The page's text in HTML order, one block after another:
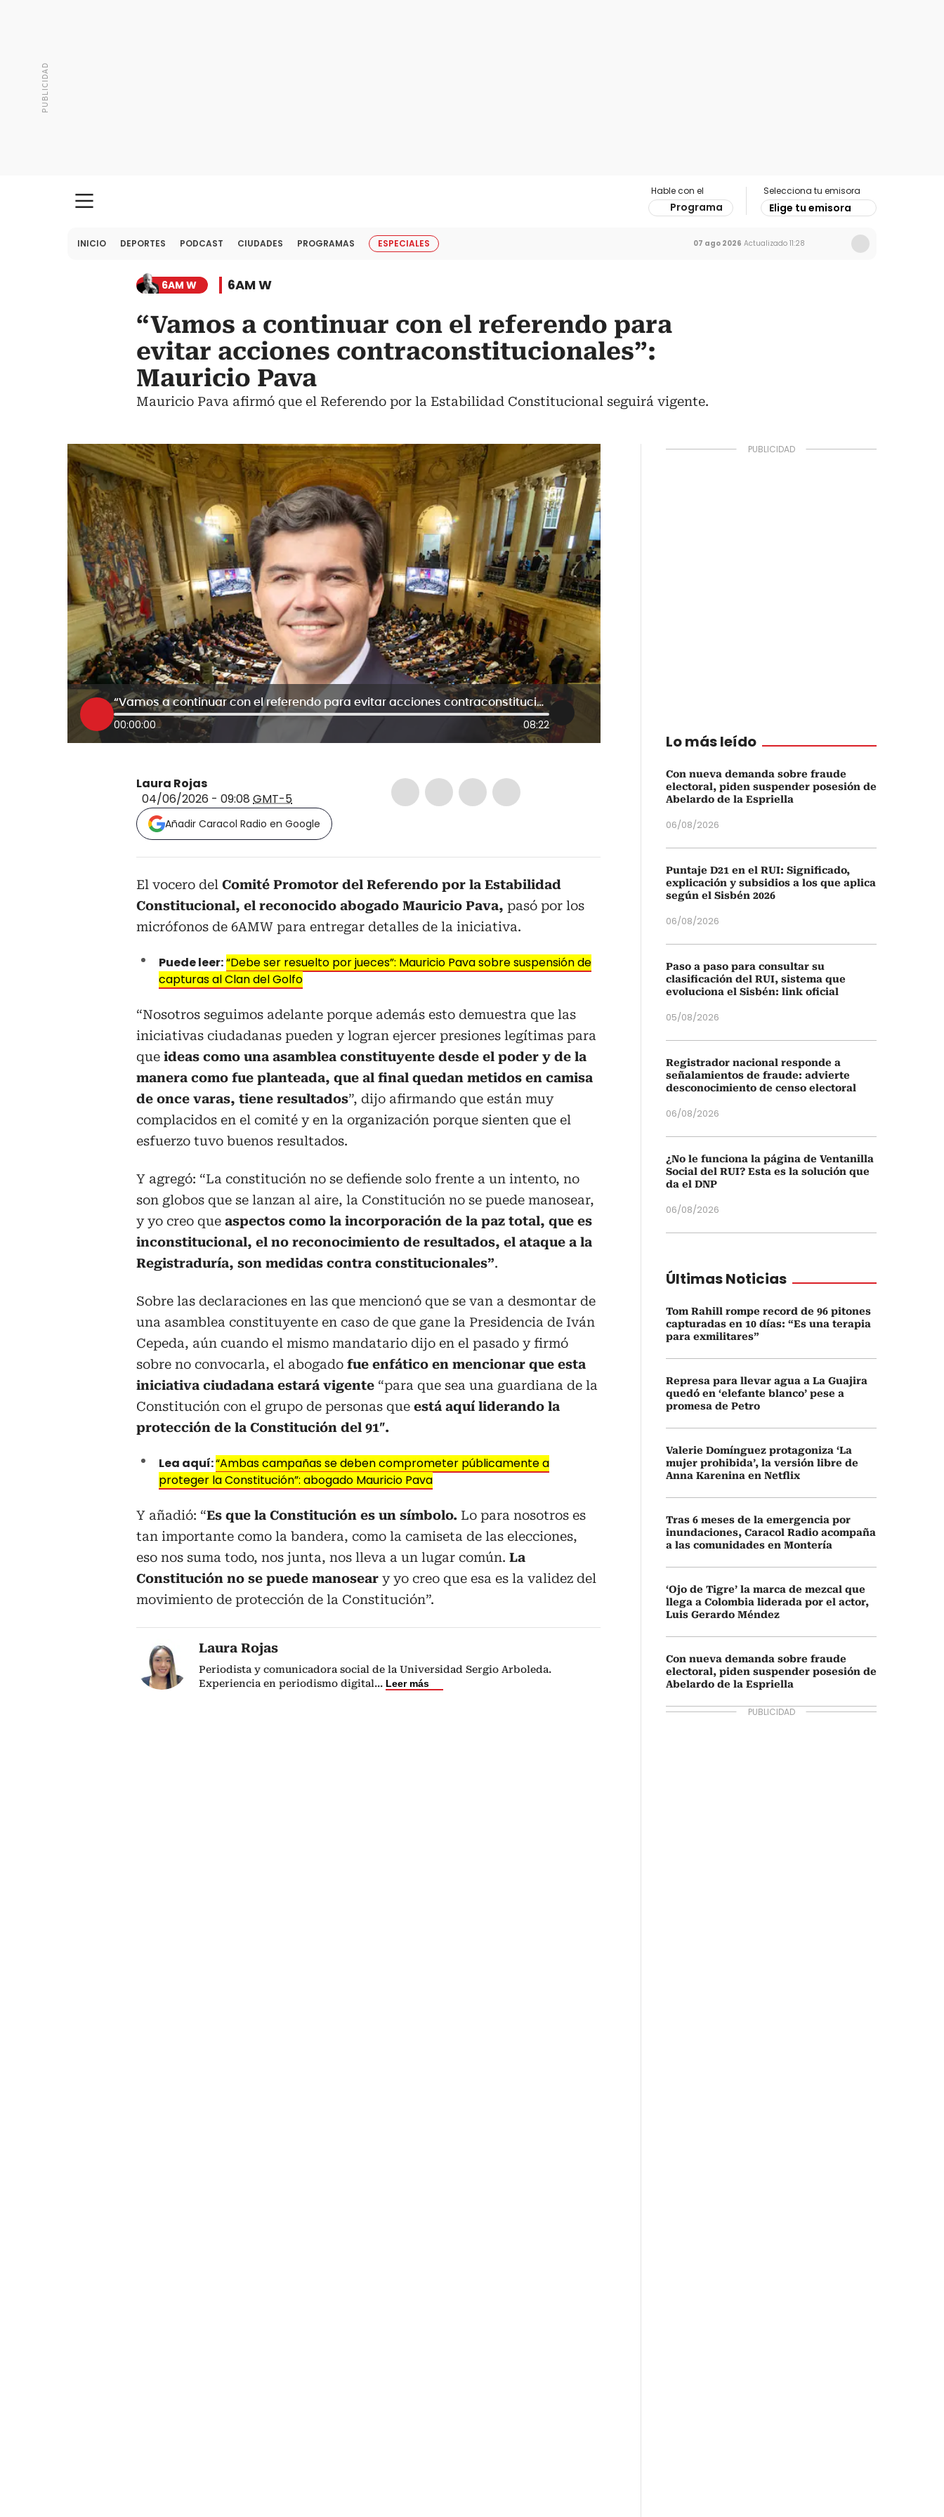
Hable con el
Programa
Selecciona tu emisora
Elige tu emisora
INICIO DEPORTES PODCAST CIUDADES PROGRAMAS ESPECIALES 07 ago 2026 Actualizado 11:28
6AM W 6AM W
“Vamos a continuar con el referendo para
evitar acciones contraconstitucionales”:
Mauricio Pava
Mauricio Pava afirmó que el Referendo por la Estabilidad Constitucional seguirá vigente.
“Vamos a continuar con el referendo para evitar acciones contraconstitucionales”: Mauricio Pava
00:00:00 08:22
Laura Rojas
04/06/2026 - 09:08 GMT-5
Añadir Caracol Radio en Google
El vocero del Comité Promotor del Referendo por la Estabilidad
Constitucional, el reconocido abogado Mauricio Pava, pasó por los
micrófonos de 6AMW para entregar detalles de la iniciativa.
Puede leer:“Debe ser resuelto por jueces”: Mauricio Pava sobre suspensión de
capturas al Clan del Golfo
“Nosotros seguimos adelante porque además esto demuestra que las
iniciativas ciudadanas pueden y logran ejercer presiones legítimas para
que ideas como una asamblea constituyente desde el poder y de la
manera como fue planteada, que al final quedan metidos en camisa
de once varas, tiene resultados”, dijo afirmando que están muy
complacidos en el comité y en la organización porque sienten que el
esfuerzo tuvo buenos resultados.
Y agregó: “La constitución no se defiende solo frente a un intento, no
son globos que se lanzan al aire, la Constitución no se puede manosear,
y yo creo que aspectos como la incorporación de la paz total, que es
inconstitucional, el no reconocimiento de resultados, el ataque a la
Registraduría, son medidas contra constitucionales”.
Sobre las declaraciones en las que mencionó que se van a desmontar de
una asamblea constituyente en caso de que gane la Presidencia de Iván
Cepeda, aún cuando el mismo mandatario dijo en el pasado y firmó
sobre no convocarla, el abogado fue enfático en mencionar que esta
iniciativa ciudadana estará vigente “para que sea una guardiana de la
Constitución con el grupo de personas que está aquí liderando la
protección de la Constitución del 91″.
Lea aquí:“Ambas campañas se deben comprometer públicamente a
proteger la Constitución”: abogado Mauricio Pava
Y añadió: “Es que la Constitución es un símbolo. Lo para nosotros es
tan importante como la bandera, como la camiseta de las elecciones,
eso nos suma todo, nos junta, nos lleva a un lugar común. La
Constitución no se puede manosear y yo creo que esa es la validez del
movimiento de protección de la Constitución”.
Laura Rojas
Periodista y comunicadora social de la Universidad Sergio Arboleda.
Experiencia en periodismo digital... Leer más
Lo más leído
Con nueva demanda sobre fraude
electoral, piden suspender posesión de
Abelardo de la Espriella
06/08/2026
Puntaje D21 en el RUI: Significado,
explicación y subsidios a los que aplica
según el Sisbén 2026
06/08/2026
Paso a paso para consultar su
clasificación del RUI, sistema que
evoluciona el Sisbén: link oficial
05/08/2026
Registrador nacional responde a
señalamientos de fraude: advierte
desconocimiento de censo electoral
06/08/2026
¿No le funciona la página de Ventanilla
Social del RUI? Esta es la solución que
da el DNP
06/08/2026
Últimas Noticias
Tom Rahill rompe record de 96 pitones
capturadas en 10 días: “Es una terapia
para exmilitares”
Represa para llevar agua a La Guajira
quedó en ‘elefante blanco’ pese a
promesa de Petro
Valerie Domínguez protagoniza ‘La
mujer prohibida’, la versión libre de
Anna Karenina en Netflix
Tras 6 meses de la emergencia por
inundaciones, Caracol Radio acompaña
a las comunidades en Montería
‘Ojo de Tigre’ la marca de mezcal que
llega a Colombia liderada por el actor,
Luis Gerardo Méndez
Con nueva demanda sobre fraude
electoral, piden suspender posesión de
Abelardo de la Espriella